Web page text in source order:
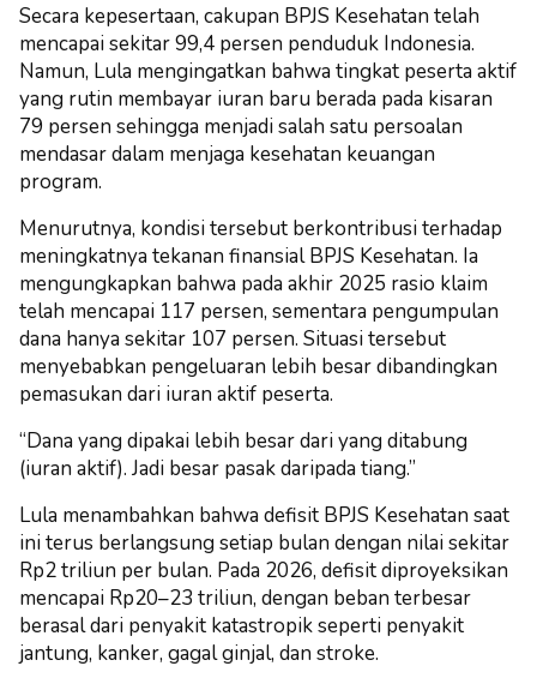
Secara kepesertaan, cakupan BPJS Kesehatan telah
mencapai sekitar 99,4 persen penduduk Indonesia.
Namun, Lula mengingatkan bahwa tingkat peserta aktif
yang rutin membayar iuran baru berada pada kisaran
79 persen sehingga menjadi salah satu persoalan
mendasar dalam menjaga kesehatan keuangan
program.
Menurutnya, kondisi tersebut berkontribusi terhadap
meningkatnya tekanan finansial BPJS Kesehatan. Ia
mengungkapkan bahwa pada akhir 2025 rasio klaim
telah mencapai 117 persen, sementara pengumpulan
dana hanya sekitar 107 persen. Situasi tersebut
menyebabkan pengeluaran lebih besar dibandingkan
pemasukan dari iuran aktif peserta.
“Dana yang dipakai lebih besar dari yang ditabung
(iuran aktif). Jadi besar pasak daripada tiang.”
Lula menambahkan bahwa defisit BPJS Kesehatan saat
ini terus berlangsung setiap bulan dengan nilai sekitar
Rp2 triliun per bulan. Pada 2026, defisit diproyeksikan
mencapai Rp20–23 triliun, dengan beban terbesar
berasal dari penyakit katastropik seperti penyakit
jantung, kanker, gagal ginjal, dan stroke.